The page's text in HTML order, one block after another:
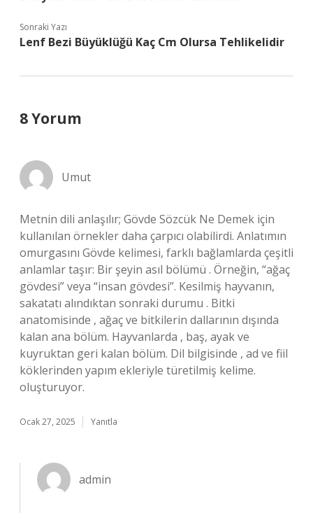
Sonraki Yazı
Lenf Bezi Büyüklüğü Kaç Cm Olursa Tehlikelidir
8 Yorum
Umut
Metnin dili anlaşılır; Gövde Sözcük Ne Demek için
kullanılan örnekler daha çarpıcı olabilirdi. Anlatımın
omurgasını Gövde kelimesi, farklı bağlamlarda çeşitli
anlamlar taşır: Bir şeyin asıl bölümü . Örneğin, “ağaç
gövdesi” veya “insan gövdesi”. Kesilmiş hayvanın,
sakatatı alındıktan sonraki durumu . Bitki
anatomisinde , ağaç ve bitkilerin dallarının dışında
kalan ana bölüm. Hayvanlarda , baş, ayak ve
kuyruktan geri kalan bölüm. Dil bilgisinde , ad ve fiil
köklerinden yapım ekleriyle türetilmiş kelime.
oluşturuyor.
Ocak 27, 2025 Yanıtla
admin